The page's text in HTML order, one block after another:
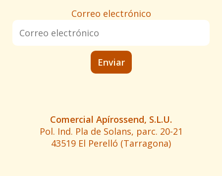
Correo electrónico
Comercial Apírossend, S.L.U.
Pol. Ind. Pla de Solans, parc. 20-21
43519 El Perelló (Tarragona)